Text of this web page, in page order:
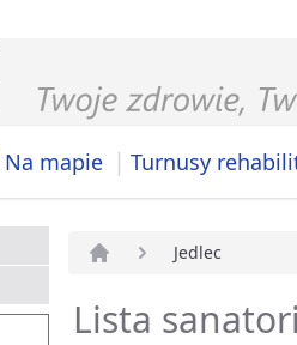
Na mapie | Turnusy
Jedlec
Lista